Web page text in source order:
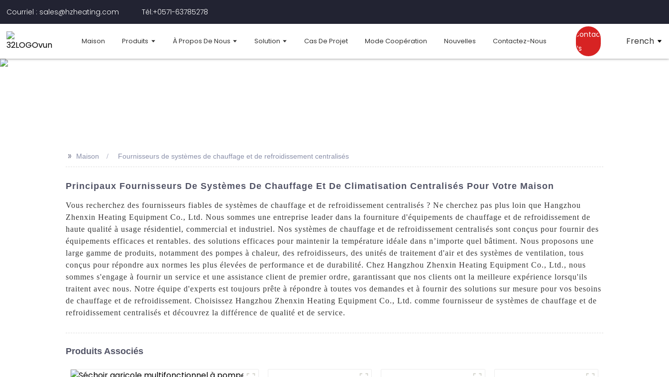
Courriel : sales@hzheating.com Tél:+0571-63785278
Maison Produits À Propos De Nous Solution Cas De Projet Mode Coopération Nouvelles Contactez-Nous
Contact
Us
French
>> Maison Fournisseurs de systèmes de chauffage et de refroidissement centralisés
Principaux Fournisseurs De Systèmes De Chauffage Et De Climatisation Centralisés Pour Votre Maison
Vous recherchez des fournisseurs fiables de systèmes de chauffage et de refroidissement centralisés ? Ne cherchez pas plus loin que Hangzhou
Zhenxin Heating Equipment Co., Ltd. Nous sommes une entreprise leader dans la fourniture d'équipements de chauffage et de refroidissement de
haute qualité à usage résidentiel, commercial et industriel. Nos systèmes de chauffage et de refroidissement centralisés sont conçus pour fournir des
équipements efficaces et rentables. des solutions efficaces pour maintenir la température idéale dans n’importe quel bâtiment. Nous proposons une
large gamme de produits, notamment des pompes à chaleur, des refroidisseurs, des unités de traitement d'air et des systèmes de ventilation, tous
conçus pour répondre aux normes les plus élevées de performance et de durabilité. Chez Hangzhou Zhenxin Heating Equipment Co., Ltd., nous
sommes s'engage à fournir un service et une assistance client de premier ordre, garantissant que nos clients ont la meilleure expérience lorsqu'ils
traitent avec nous. Notre équipe d'experts est toujours prête à répondre à toutes vos demandes et à fournir des solutions sur mesure pour vos besoins
de chauffage et de refroidissement. Choisissez Hangzhou Zhenxin Heating Equipment Co., Ltd. comme fournisseur de systèmes de chauffage et de
refroidissement centralisés et découvrez la différence de qualité et de service.
Produits Associés